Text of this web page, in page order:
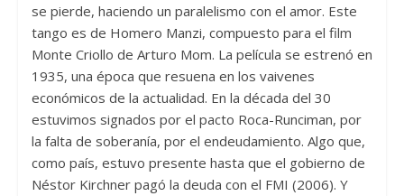
se pierde, haciendo un paralelismo con el amor. Este
tango es de Homero Manzi, compuesto para el film
Monte Criollo de Arturo Mom. La película se estrenó en
1935, una época que resuena en los vaivenes
económicos de la actualidad. En la década del 30
estuvimos signados por el pacto Roca-Runciman, por
la falta de soberanía, por el endeudamiento. Algo que,
como país, estuvo presente hasta que el gobierno de
Néstor Kirchner pagó la deuda con el FMI (2006). Y